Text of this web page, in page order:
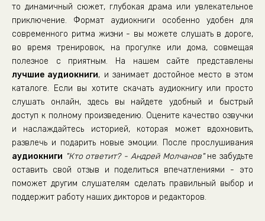
то динамичный сюжет, глубокая драма или увлекательное
приключение. Формат аудиокниги особенно удобен для
современного ритма жизни - вы можете слушать в дороге,
во время тренировок, на прогулке или дома, совмещая
полезное с приятным. На нашем сайте представлены
лучшие аудиокниги, и занимает достойное место в этом
каталоге. Если вы хотите скачать аудиокнигу или просто
слушать онлайн, здесь вы найдете удобный и быстрый
доступ к полному произведению. Оцените качество озвучки
и наслаждайтесь историей, которая может вдохновить,
развлечь и подарить новые эмоции. После прослушивания
аудиокниги "Кто ответит? - Андрей Молчанов"не забудьте
оставить свой отзыв и поделиться впечатлениями - это
поможет другим слушателям сделать правильный выбор и
поддержит работу наших дикторов и редакторов.